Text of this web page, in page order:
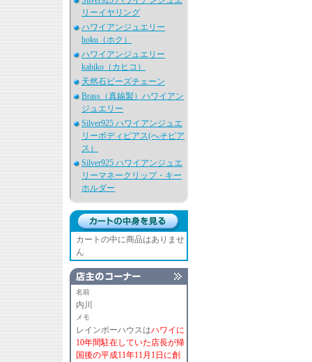
リーイヤリング
ハワイアンジュエリー
hoku（ホク）
ハワイアンジュエリー
kahiko（カヒコ）
天然石ビーズチェーン
Brass（真鍮製）ハワイアン
ジュエリー
Silver925 ハワイアンジュエ
リーボディピアス(へそピア
ス）
Silver925 ハワイアンジュエ
リーマネークリップ・キー
ホルダー
カートの中に商品はありませ
ん
名前
内川
メモ
レインボーハウスはハワイに
10年間駐在していた店長が帰
国後の平成11年11月1日に創